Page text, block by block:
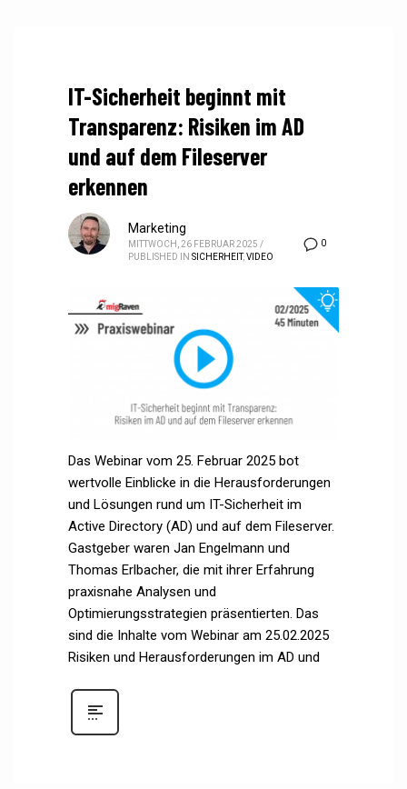
IT-Sicherheit beginnt mit
Transparenz: Risiken im AD
und auf dem Fileserver
erkennen
0
Marketing
MITTWOCH, 26 FEBRUAR 2025 /
PUBLISHED IN SICHERHEIT ,VIDEO
Das Webinar vom 25. Februar 2025 bot
wertvolle Einblicke in die Herausforderungen
und Lösungen rund um IT-Sicherheit im
Active Directory (AD) und auf dem Fileserver.
Gastgeber waren Jan Engelmann und
Thomas Erlbacher, die mit ihrer Erfahrung
praxisnahe Analysen und
Optimierungsstrategien präsentierten. Das
sind die Inhalte vom Webinar am 25.02.2025
Risiken und Herausforderungen im AD und